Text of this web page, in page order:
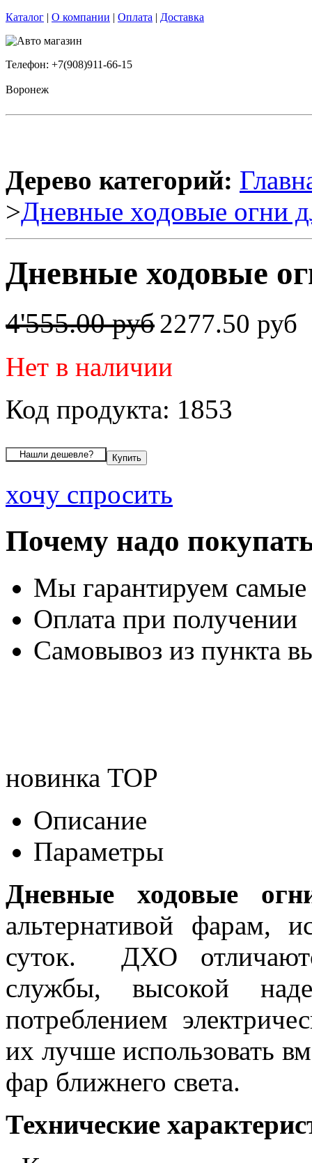
Каталог | О компании | Оплата | Доставка
Телефон: +7(908)911-66-15
Воронеж
Дерево категорий:
>Дневные ходовые огни
Дневные ходовые
4'555.00 руб2277.50 руб
Нет в наличии
Код продукта: 1853
хочу спросить
Почему надо
Мы гарантируем
Оплата при получении
Самовывоз из пункта
новинка TOP
Описание
Параметры
Дневные ходовые
альтернативой фарам,
суток. ДХО
службы, высокой
потреблением
их лучше использовать
фар ближнего света.
Технические